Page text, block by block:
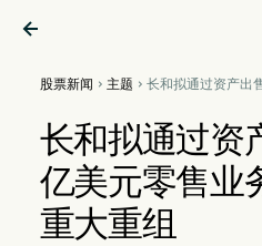

股票新闻  主题  长和拟通过资产出
组
长和拟通过资
亿美元零售业
重大重组